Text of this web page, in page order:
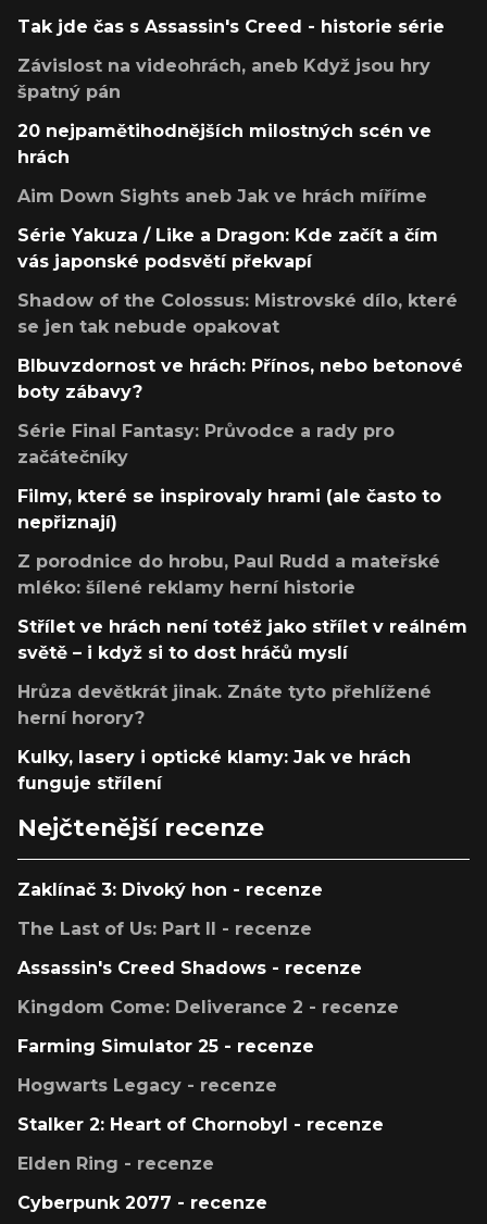
Tak jde čas s Assassin's Creed - historie série
Závislost na videohrách, aneb Když jsou hry
špatný pán
20 nejpamětihodnějších milostných scén ve
hrách
Aim Down Sights aneb Jak ve hrách míříme
Série Yakuza / Like a Dragon: Kde začít a čím
vás japonské podsvětí překvapí
Shadow of the Colossus: Mistrovské dílo, které
se jen tak nebude opakovat
Blbuvzdornost ve hrách: Přínos, nebo betonové
boty zábavy?
Série Final Fantasy: Průvodce a rady pro
začátečníky
Filmy, které se inspirovaly hrami (ale často to
nepřiznají)
Z porodnice do hrobu, Paul Rudd a mateřské
mléko: šílené reklamy herní historie
Střílet ve hrách není totéž jako střílet v reálném
světě – i když si to dost hráčů myslí
Hrůza devětkrát jinak. Znáte tyto přehlížené
herní horory?
Kulky, lasery i optické klamy: Jak ve hrách
funguje střílení
Nejčtenější recenze
Zaklínač 3: Divoký hon - recenze
The Last of Us: Part II - recenze
Assassin's Creed Shadows - recenze
Kingdom Come: Deliverance 2 - recenze
Farming Simulator 25 - recenze
Hogwarts Legacy - recenze
Stalker 2: Heart of Chornobyl - recenze
Elden Ring - recenze
Cyberpunk 2077 - recenze